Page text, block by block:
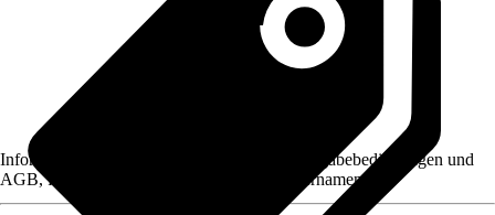
Informationen des Verkäufers, wie z. B. Rückgabebedingungen und
AGB, finden Sie bei Klick auf den Verkäufernamen.